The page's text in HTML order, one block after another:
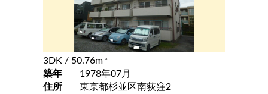
3DK / 50.76m 2
築年
1978年07月
住所
東京都杉並区南荻窪2